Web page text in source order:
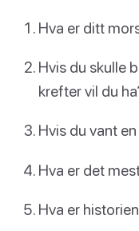
Hva er ditt
Hvis du skulle
krefter vil du
Hvis du vant
Hva er det
Hva er